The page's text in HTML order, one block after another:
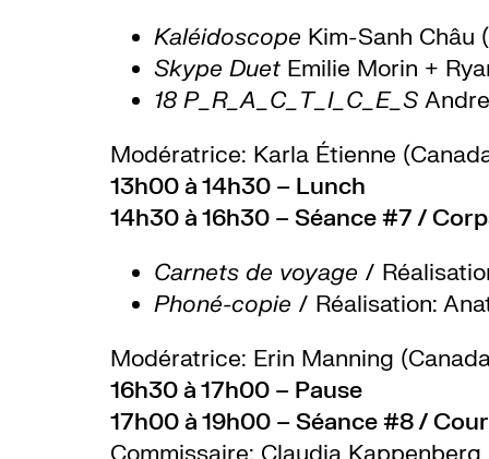
Kaléidoscope Kim-Sanh Châu
Skype Duet Emilie Morin +
18 P_R_A_C_T_I_C_E_S A
Modératrice: Karla Étienne
13h00 à 14h30 – Lunch
14h30 à 16h30 – Séance #7 /
Carnets de voyage /
Phoné-copie / Réalisation:
Modératrice: Erin Manning
16h30 à 17h00 – Pause
17h00 à 19h00 – Séance #8 /